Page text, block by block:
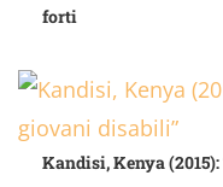
forti
Kandisi, Kenya